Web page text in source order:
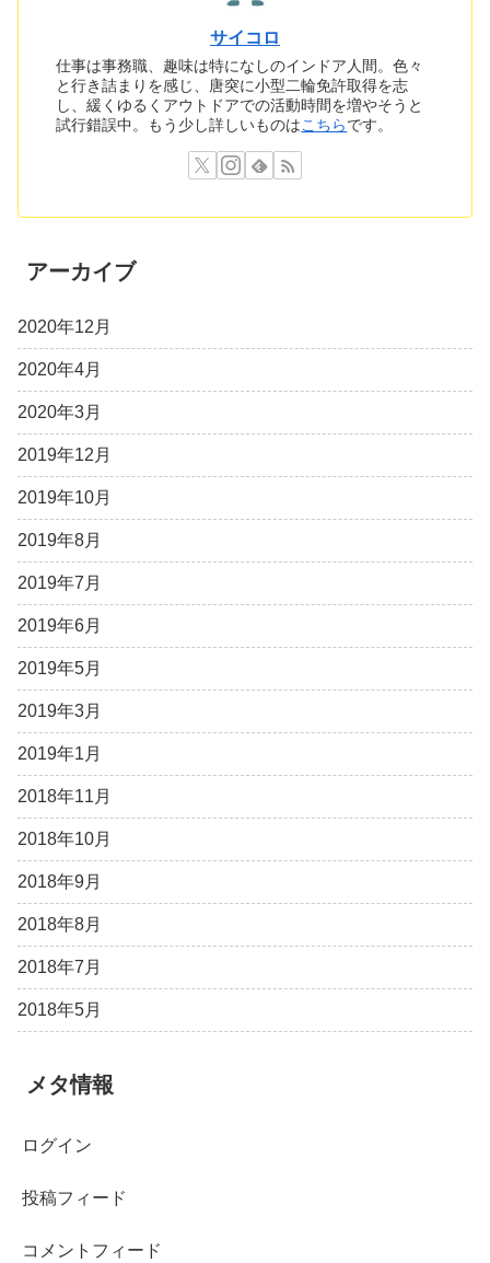
サイコロ
仕事は事務職、趣味は特になしのインドア人間。色々
と行き詰まりを感じ、唐突に小型二輪免許取得を志
し、緩くゆるくアウトドアでの活動時間を増やそうと
試行錯誤中。もう少し詳しいものはこちらです。
アーカイブ
2020年12月
2020年4月
2020年3月
2019年12月
2019年10月
2019年8月
2019年7月
2019年6月
2019年5月
2019年3月
2019年1月
2018年11月
2018年10月
2018年9月
2018年8月
2018年7月
2018年5月
メタ情報
ログイン
投稿フィード
コメントフィード